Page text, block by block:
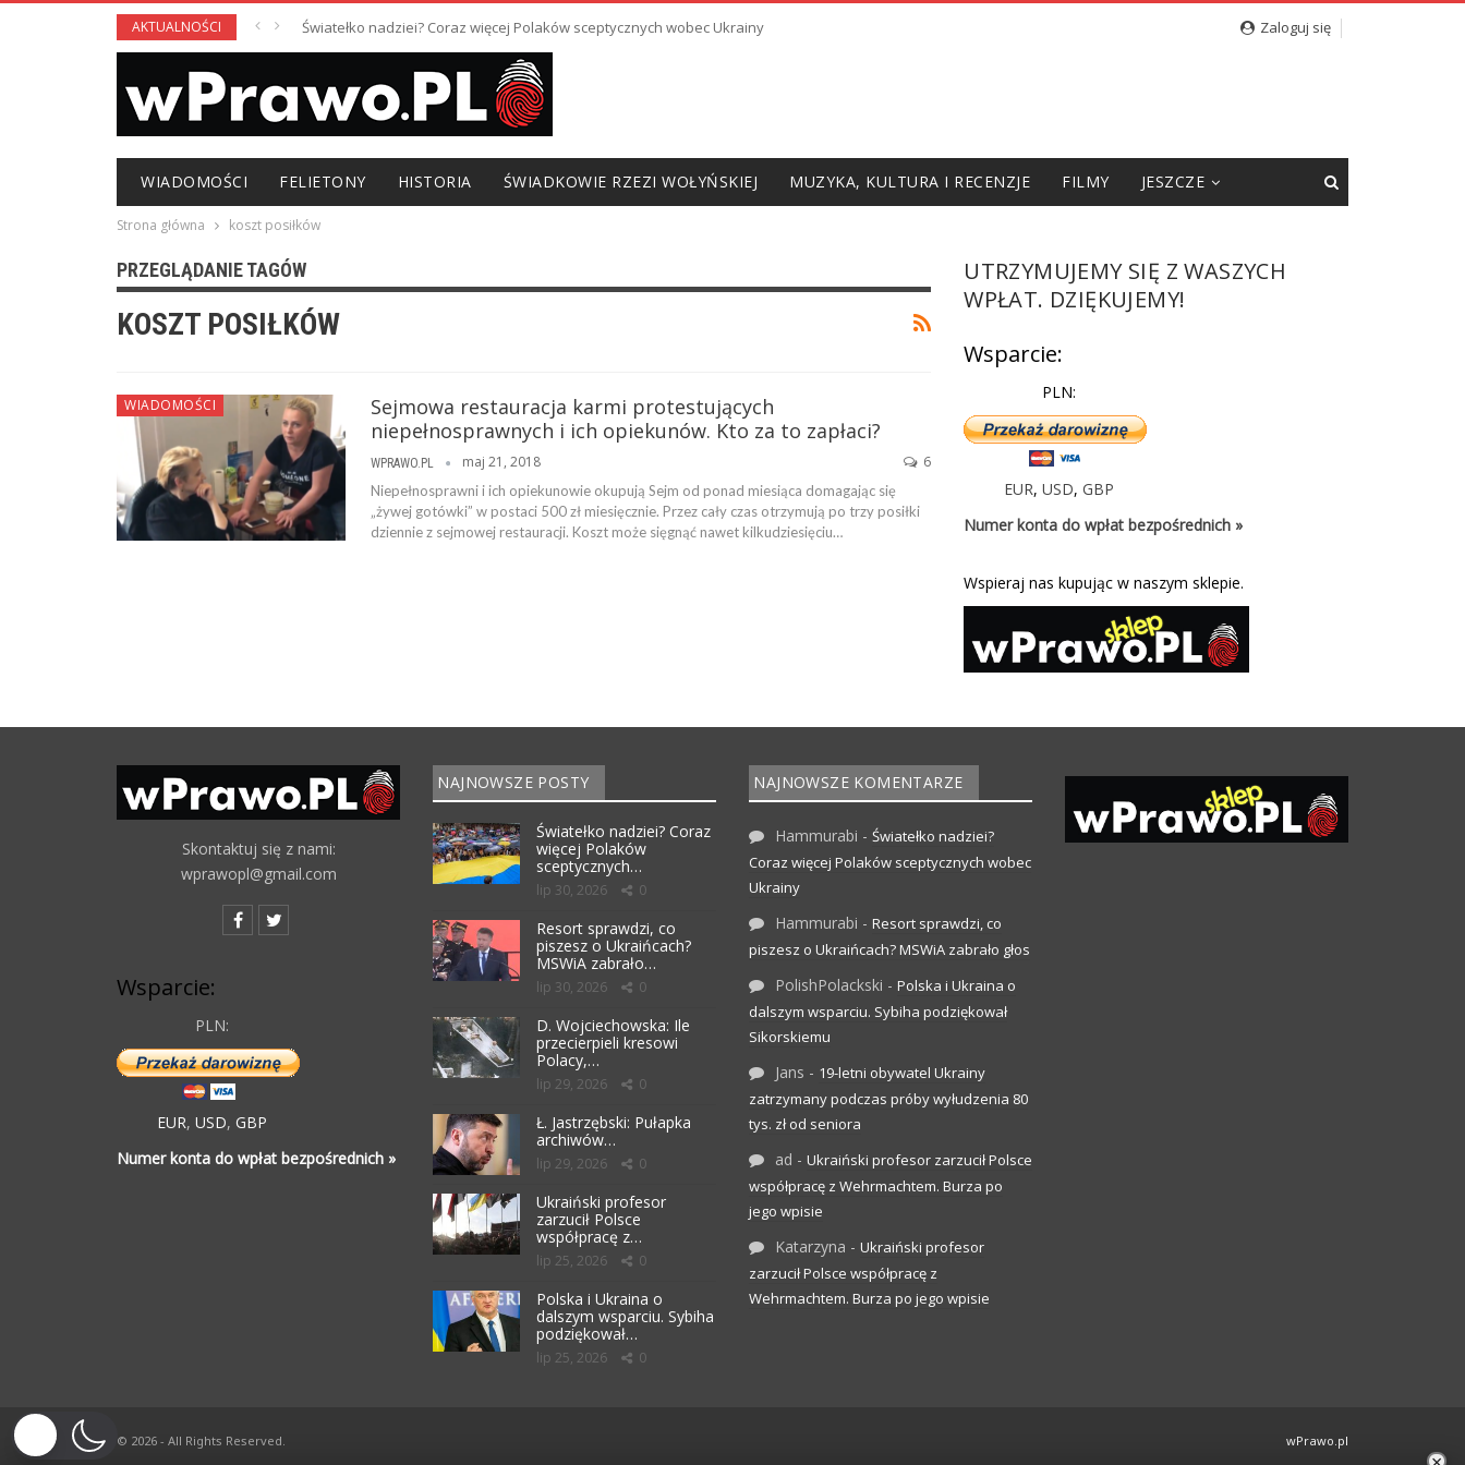
AKTUALNOŚCI Światełko nadziei? Coraz więcej Polaków sceptycznych wobec Ukrainy Zaloguj się
WIADOMOŚCI FELIETONY HISTORIA ŚWIADKOWIE RZEZI WOŁYŃSKIEJ MUZYKA, KULTURA I RECENZJE FILMY JESZCZE
Strona główna koszt posiłków
PRZEGLĄDANIE TAGÓW
KOSZT POSIŁKÓW
WIADOMOŚCI
Sejmowa restauracja karmi protestujących
niepełnosprawnych i ich opiekunów. Kto za to zapłaci?
WPRAWO.PL maj 21, 2018 6
Niepełnosprawni i ich opiekunowie okupują Sejm od ponad miesiąca domagając się
„żywej gotówki” w postaci 500 zł miesięcznie. Przez cały czas otrzymują po trzy posiłki
dziennie z sejmowej restauracji. Koszt może sięgnąć nawet kilkudziesięciu…
UTRZYMUJEMY SIĘ Z WASZYCH
WPŁAT. DZIĘKUJEMY!
Wsparcie:
PLN:
EUR,USD,GBP
Numer konta do wpłat bezpośrednich »
Wspieraj nas kupując w naszym sklepie.
Skontaktuj się z nami:
wprawopl@gmail.com
Wsparcie:
PLN:
EUR, USD, GBP
Numer konta do wpłat bezpośrednich »
NAJNOWSZE POSTY
Światełko nadziei? Coraz
więcej Polaków
sceptycznych…
lip 30, 2026 0
Resort sprawdzi, co
piszesz o Ukraińcach?
MSWiA zabrało…
lip 30, 2026 0
D. Wojciechowska: Ile
przecierpieli kresowi
Polacy,…
lip 29, 2026 0
Ł. Jastrzębski: Pułapka
archiwów…
lip 29, 2026 0
Ukraiński profesor
zarzucił Polsce
współpracę z…
lip 25, 2026 0
Polska i Ukraina o
dalszym wsparciu. Sybiha
podziękował…
lip 25, 2026 0
NAJNOWSZE KOMENTARZE
Hammurabi - Światełko nadziei?
Coraz więcej Polaków sceptycznych wobec
Ukrainy
Hammurabi - Resort sprawdzi, co
piszesz o Ukraińcach? MSWiA zabrało głos
PolishPolackski - Polska i Ukraina o
dalszym wsparciu. Sybiha podziękował
Sikorskiemu
Jans - 19-letni obywatel Ukrainy
zatrzymany podczas próby wyłudzenia 80
tys. zł od seniora
ad - Ukraiński profesor zarzucił Polsce
współpracę z Wehrmachtem. Burza po
jego wpisie
Katarzyna - Ukraiński profesor
zarzucił Polsce współpracę z
Wehrmachtem. Burza po jego wpisie
© 2026 - All Rights Reserved. wPrawo.pl